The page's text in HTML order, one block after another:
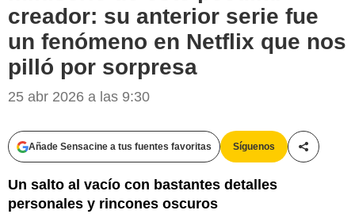
creador: su anterior serie fue
un fenómeno en Netflix que nos
pilló por sorpresa
25 abr 2026 a las 9:30
Añade Sensacine a tus fuentes favoritas Síguenos
Un salto al vacío con bastantes detalles
personales y rincones oscuros